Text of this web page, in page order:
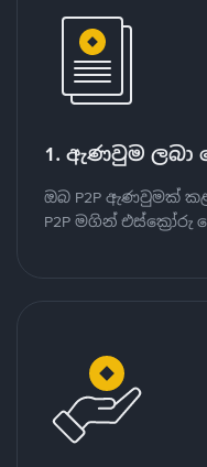
1. ඇණවුම ලබා
ඔබ P2P ඇණවුමක් කළ
P2P මගින් එස්ක්‍රෝරු